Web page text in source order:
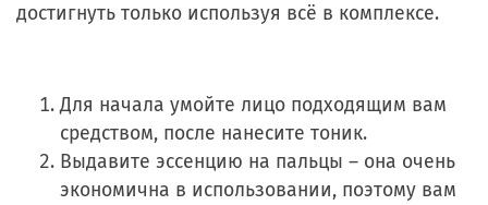
достигнуть только используя всё в комплексе.
Для начала умойте лицо подходящим вам
средством, после нанесите тоник.
Выдавите эссенцию на пальцы – она очень
экономична в использовании, поэтому вам